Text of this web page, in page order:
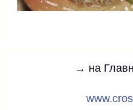
→ на